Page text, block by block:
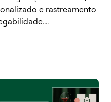
e rastreamento